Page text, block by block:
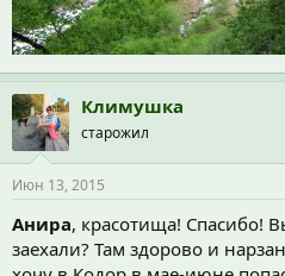
Климушка
старожил
Июн 13, 2015
Анира, красотища! Спасибо!
заехали? Там здорово и